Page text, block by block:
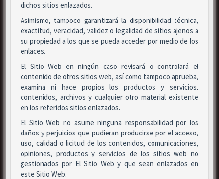
dichos sitios enlazados.
Asimismo, tampoco garantizará la disponibilidad técnica,
exactitud, veracidad, validez o legalidad de sitios ajenos a
su propiedad a los que se pueda acceder por medio de los
enlaces.
El Sitio Web en ningún caso revisará o controlará el
contenido de otros sitios web, así como tampoco aprueba,
examina ni hace propios los productos y servicios,
contenidos, archivos y cualquier otro material existente
en los referidos sitios enlazados.
El Sitio Web no asume ninguna responsabilidad por los
daños y perjuicios que pudieran producirse por el acceso,
uso, calidad o licitud de los contenidos, comunicaciones,
opiniones, productos y servicios de los sitios web no
gestionados por El Sitio Web y que sean enlazados en
este Sitio Web.